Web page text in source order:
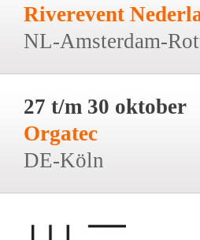
Riverevent
NL-Amsterdam-
27 t/m 30 oktober
Orgatec
DE-Köln